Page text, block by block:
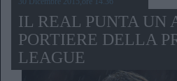
IL REAL PUNTA UN
PORTIERE DELLA
LEAGUE